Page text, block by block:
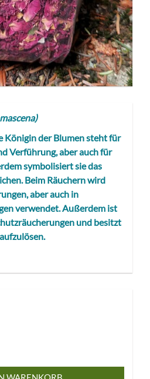
Königin der Blumen steht für
Verführung, aber auch für
symbolisiert sie das
Beim Räuchern wird
aber auch in
verwendet. Außerdem ist
und besitzt